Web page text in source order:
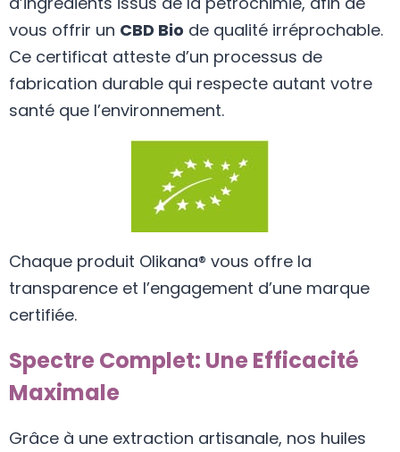
vous offrir un CBD Bio de qualité irréprochable.
Ce certificat atteste d’un processus de
fabrication durable qui respecte autant votre
santé que l’environnement.
Chaque produit Olikana® vous offre la
transparence et l’engagement d’une marque
certifiée.
Spectre Complet: Une Efficacité
Maximale
Grâce à une extraction artisanale, nos huiles